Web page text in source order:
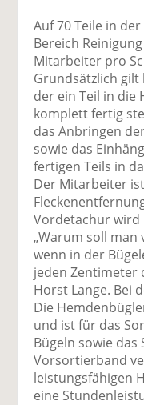
Auf 70 Teile in
Bereich
Mitarbeiter pro
Grundsätzlich
der ein Teil in die
komplett fertig
das Anbringen
sowie das
fertigen Teils in
Der Mitarbeiter
Vordetachur
„Warum soll
wenn in der
jeden Zentimeter
Horst Lange. Bei
Die
und ist für das
Bügeln sowie das
Vorsortierband
leistungsfähigen
eine